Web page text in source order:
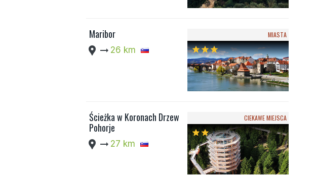
Maribor
location_pin arrow_right_alt 26 km
MIASTA
starstarstar
Ścieżka w Koronach Drzew
Pohorje
location_pin arrow_right_alt 27 km
CIEKAWE MIEJSCA
starstar